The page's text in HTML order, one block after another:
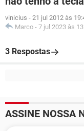
vinicius - 21 jul 2012 às
Marco - 7 jul 2023 às
3 Respostas
ASSINE NOSSA